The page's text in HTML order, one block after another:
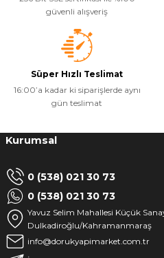
güvenli alışveriş
Süper Hızlı Teslimat
16:00’a kadar ki siparişlerde aynı
gün teslimat
Kurumsal
0 (538) 021 30 73
0 (538) 021 30 73
Yavuz Selim Mahallesi Küçük
Dulkadiroğlu/Kahramanmaraş
info@dorukyapimarket.com.tr